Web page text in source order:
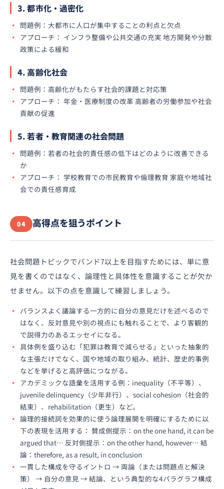
3. 都市化・過密化
問題例：大都市に人口が集中することの利点と欠点
アプローチ： インフラ整備や公共交通の充実 地方開発や分散
政策による緩和
4. 高齢化社会
問題例：高齢化がもたらす社会的課題と対応策
アプローチ： 年金・医療制度の改革 高齢者の労働参加や社会
貢献の促進
5. 若者・教育関連の社会問題
問題例：若者の社会的責任感の低下はどのように改善できる
か
アプローチ： 学校教育での市民教育や倫理教育 家庭や地域社
会での責任感育成
04 高得点を狙うポイント
社会問題トピックでバンド7以上を目指すためには、単に意
見を書くのではなく、論理性と具体性を意識することが欠か
せません。以下の点を意識して練習しましょう。
バランスよく議論する一方的に自分の意見だけを述べるので
はなく、反対意見や別の視点にも触れることで、より客観的
で説得力のあるエッセイになる。
具体例を盛り込む「犯罪は教育で減らせる」といった抽象的
な主張だけでなく、国や地域の取り組み、統計、歴史的事例
などを挙げると高評価につながる。
アカデミックな語彙を活用する例：inequality（不平等）、
juvenile delinquency（少年非行）、social cohesion（社会的
結束）、rehabilitation（更生）など。
論理的接続詞を効果的に使う論理展開を明確にするために以
下の表現を活用する： 賛成側提示：on the one hand, it can be
argued that… 反対側提示：on the other hand, however… 結
論：therefore, as a result, in conclusion
一貫した構成を守るイントロ → 両論（または問題点と解決
策） → 自分の意見 → 結論、という典型的な4パラグラフ構成